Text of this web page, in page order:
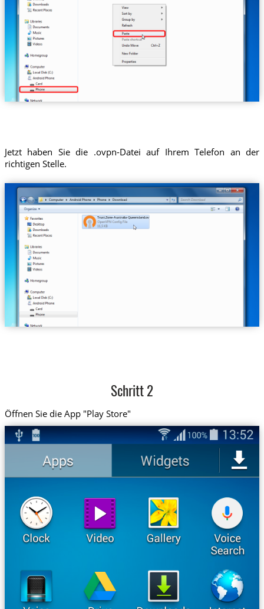
Jetzt haben Sie die .ovpn-Datei auf Ihrem Telefon an der
richtigen Stelle.
Trust.Zone-Australia-Queensland.ovpn
Schritt 2
Öffnen Sie die App "Play Store"